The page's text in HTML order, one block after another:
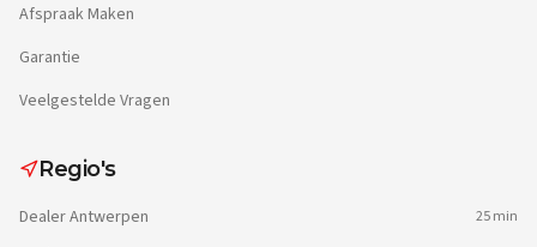
Afspraak Maken
Garantie
Veelgestelde Vragen
Regio's
DealerAntwerpen 25 min